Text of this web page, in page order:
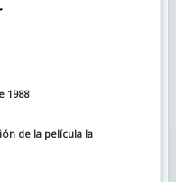
1988
de la película la